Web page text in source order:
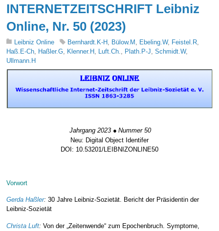
INTERNETZEITSCHRIFT Leibniz
Online, Nr. 50 (2023)
Leibniz Online Bernhardt.K-H , Bülow.M , Ebeling.W, Feistel.R,
Haß.E-Ch, Haßler.G, Klenner.H , Luft.Ch., Plath.P-J,Schmidt.W,
Ullmann.H
Jahrgang 2023 ● Nummer 50
Neu: Digital Object Identifer
DOI: 10.53201/LEIBNIZONLINE50
Vorwort
Gerda Haßler:30 Jahre Leibniz-Sozietät. Bericht der Präsidentin der
Leibniz-Sozietät
Christa Luft:Von der „Zeitenwende“ zum Epochenbruch. Symptome,